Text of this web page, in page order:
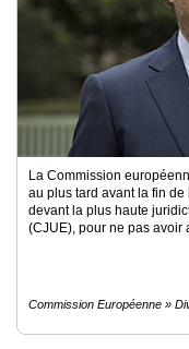
La Commission
au plus tard avant la fin de
devant la plus haute
(CJUE), pour ne pas avoir
Commission Européenne »